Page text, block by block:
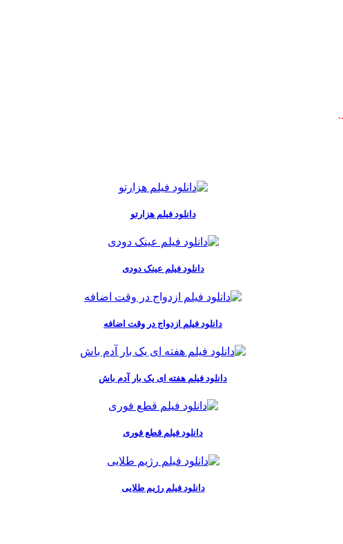
دانلود فیلم هزارتو
دانلود فیلم عینک دودی
دانلود فیلم ازدواج در وقت اضافه
دانلود فیلم هفته ای یک بار آدم باش
دانلود فیلم قطع فوری
دانلود فیلم رژیم طلایی